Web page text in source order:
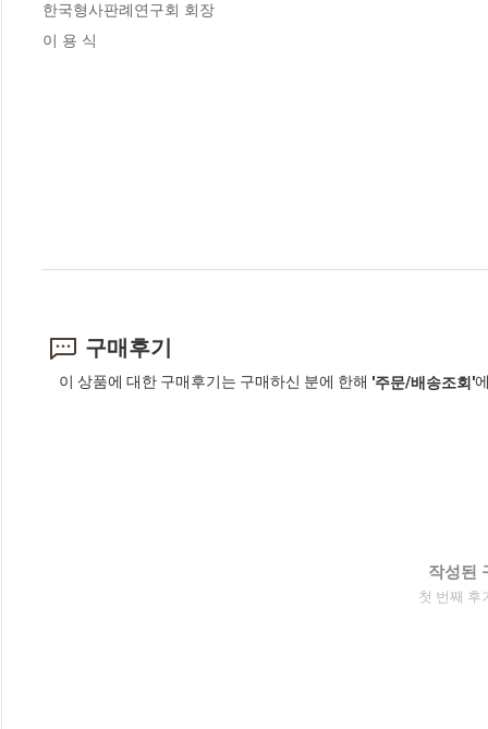
한국형사판례연구회 회장
이 용 식
구매후기
이 상품에 대한 구매후기는 구매하신 분에 한해 '주문/배송조회'
작성된
첫 번째 후